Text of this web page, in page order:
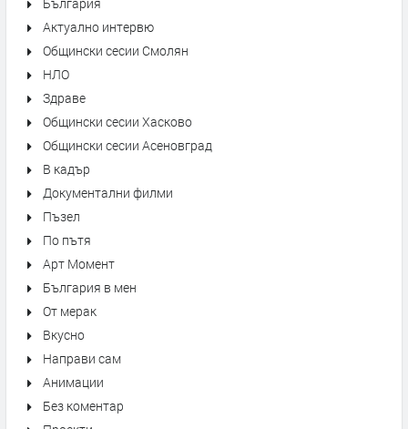
Актуално интервю
Общински сесии Смолян
НЛО
Здраве
Общински сесии Хасково
Общински сесии Асеновград
В кадър
Документални филми
Пъзел
По пътя
Арт Момент
България в мен
От мерак
Вкусно
Направи сам
Анимации
Без коментар